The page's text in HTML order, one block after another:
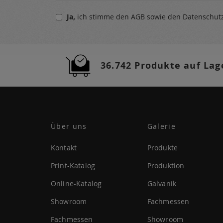
für Ja, ich stimme den AGB sowie den
36.742 Produkte auf
Über uns
Kontakt
Print-Katalog
Online-Katalog
Showroom
Fachmessen
Galerie
Produkte
Produktion
Galvanik
Fachmessen
Showroom